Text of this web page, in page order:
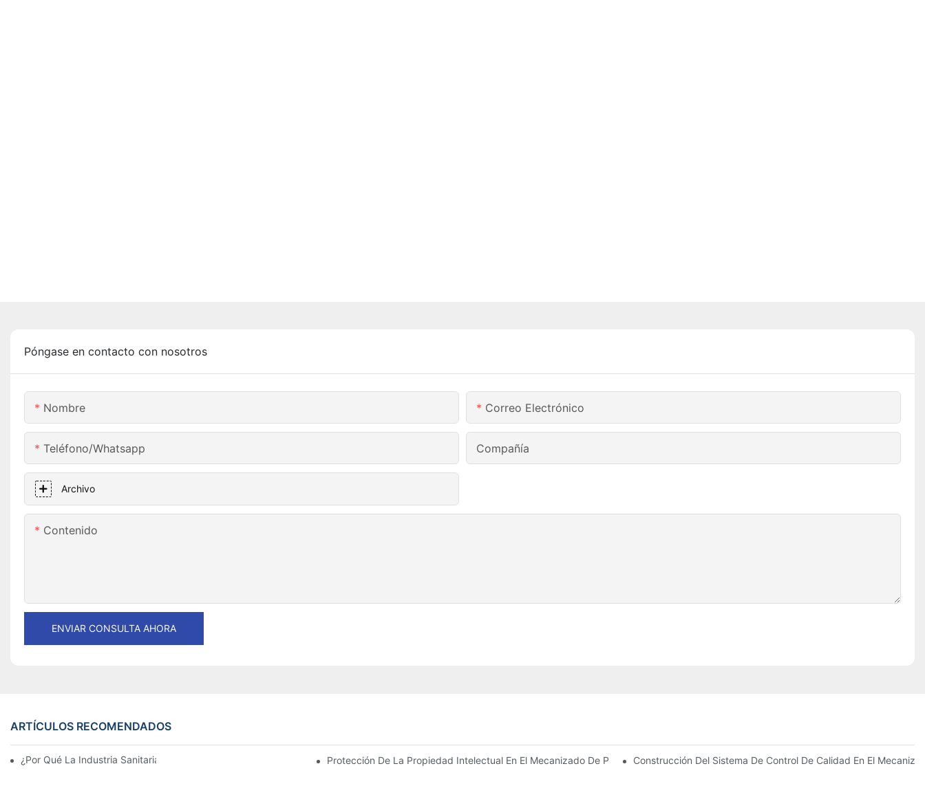
Póngase en contacto con nosotros
Nombre Correo Electrónico
Teléfono/whatsapp Compañía
Archivo
Contenido
ENVIAR CONSULTA AHORA
ARTÍCULOS RECOMENDADOS
¿Por Qué La Industria Sanitaria Necesita El Mecanizado CNC? Protección De La Propiedad Intelectual En El Mecanizado De Piezas Mecánicas OEMConstrucción Del Sistema De Control De Calidad En El